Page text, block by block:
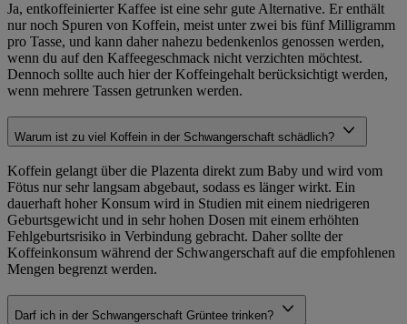
Ja, entkoffeinierter Kaffee ist eine sehr gute Alternative. Er enthält
nur noch Spuren von Koffein, meist unter zwei bis fünf Milligramm
pro Tasse, und kann daher nahezu bedenkenlos genossen werden,
wenn du auf den Kaffeegeschmack nicht verzichten möchtest.
Dennoch sollte auch hier der Koffeingehalt berücksichtigt werden,
wenn mehrere Tassen getrunken werden.
Warum ist zu viel Koffein in der Schwangerschaft schädlich?
Koffein gelangt über die Plazenta direkt zum Baby und wird vom
Fötus nur sehr langsam abgebaut, sodass es länger wirkt. Ein
dauerhaft hoher Konsum wird in Studien mit einem niedrigeren
Geburtsgewicht und in sehr hohen Dosen mit einem erhöhten
Fehlgeburtsrisiko in Verbindung gebracht. Daher sollte der
Koffeinkonsum während der Schwangerschaft auf die empfohlenen
Mengen begrenzt werden.
Darf ich in der Schwangerschaft Grüntee trinken?